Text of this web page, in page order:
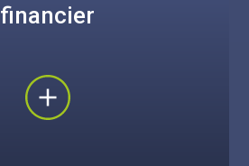
financier